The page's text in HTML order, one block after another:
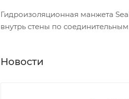
Гидроизоляционная манжета
внутрь стены по
Новости